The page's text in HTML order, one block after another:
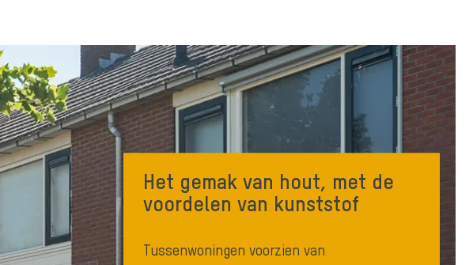
Het gemak van hout, met de
voordelen van kunststof
Tussenwoningen voorzien van